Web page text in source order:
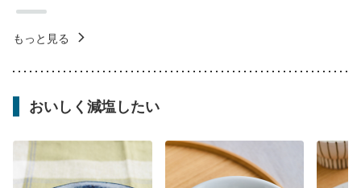
もっと見る
おいしく減塩したい